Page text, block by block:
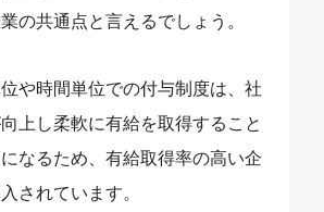
の共通点と言えるでしょう。
や時間単位での付与制度は、社
上し柔軟に有給を取得すること
なるため、有給取得率の高い企
されています。